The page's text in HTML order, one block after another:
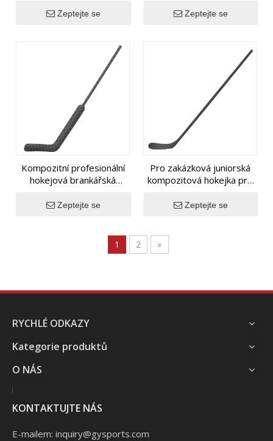
Zeptejte se
seniory
Zeptejte se
Kompozitní profesionální
hokejová brankářská
Zeptejte se
Pro zakázková juniorská
kompozitová hokejka pro
Zeptejte se
1 2 »
RYCHLÉ ODKAZY
Kategorie produktů
O NÁS
KONTAKTUJTE NÁS
E-mailem: inquiry@gysports.com